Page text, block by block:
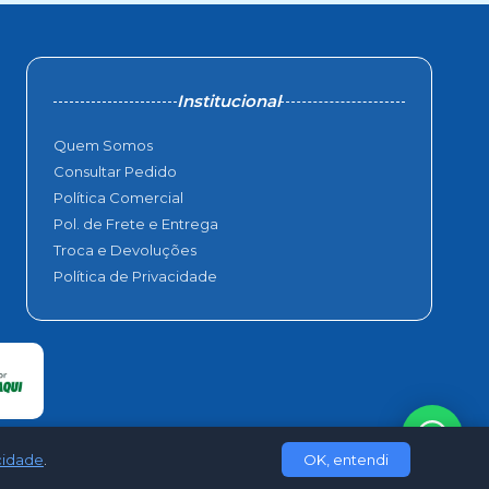
Institucional
Quem Somos
Consultar Pedido
Política Comercial
Pol. de Frete e Entrega
Troca e Devoluções
Política de Privacidade
Web OK, entendi